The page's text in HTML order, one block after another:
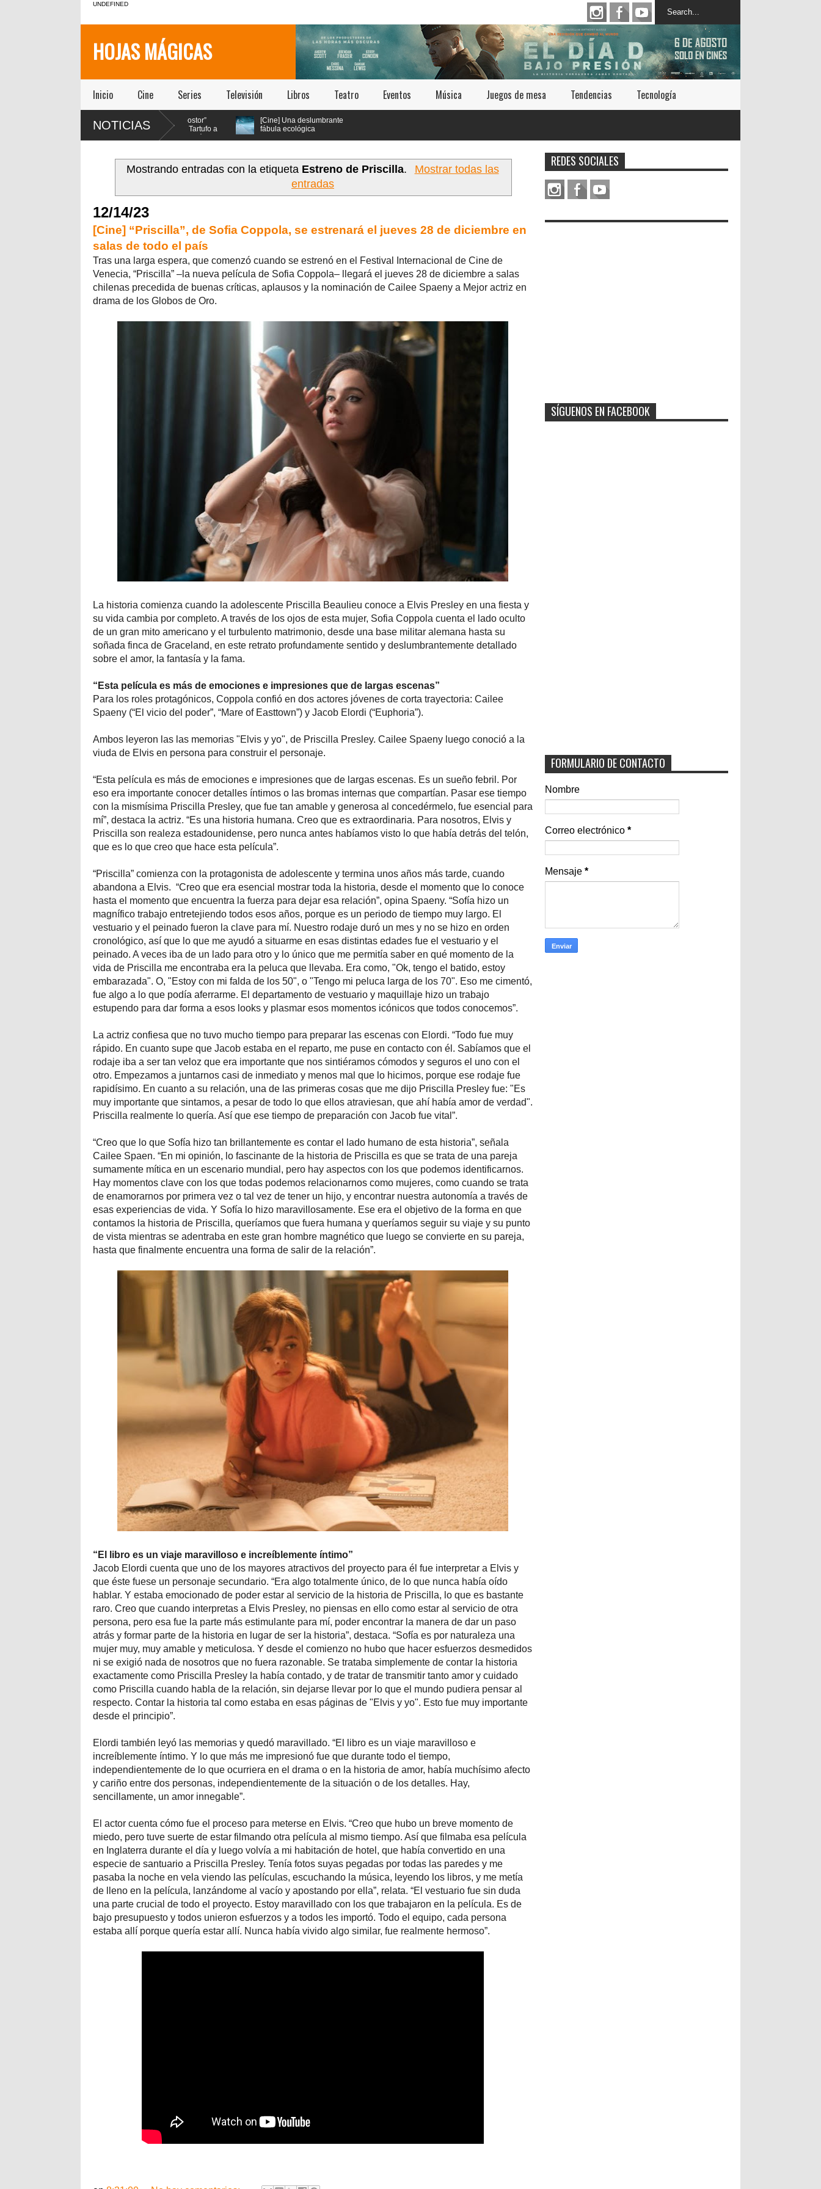
UNDEFINED
HOJAS MÁGICAS
Inicio Cine Series Televisión Libros Teatro Eventos Música Juegos de mesa Tendencias Tecnología
NOTICIAS
[Teatro] “El Impostor”
lleva el clásico Tartufo a
los años 70 con música
[Cine] Una deslumbrante
fábula ecológica
julio
Mostrando entradas con la etiqueta Estreno de Priscilla.
Mostrar todas las
entradas
12/14/23
[Cine] “Priscilla”, de Sofia Coppola, se estrenará el jueves 28 de diciembre en
salas de todo el país
Tras una larga espera, que comenzó cuando se estrenó en el Festival Internacional de Cine de
Venecia, “Priscilla” –la nueva película de Sofia Coppola– llegará el jueves 28 de diciembre a salas
chilenas precedida de buenas críticas, aplausos y la nominación de Cailee Spaeny a Mejor actriz en
drama de los Globos de Oro.
La historia comienza cuando la adolescente Priscilla Beaulieu conoce a Elvis Presley en una fiesta y
su vida cambia por completo. A través de los ojos de esta mujer, Sofia Coppola cuenta el lado oculto
de un gran mito americano y el turbulento matrimonio, desde una base militar alemana hasta su
soñada finca de Graceland, en este retrato profundamente sentido y deslumbrantemente detallado
sobre el amor, la fantasía y la fama.
“Esta película es más de emociones e impresiones que de largas escenas”
Para los roles protagónicos, Coppola confió en dos actores jóvenes de corta trayectoria: Cailee
Spaeny (“El vicio del poder”, “Mare of Easttown”) y Jacob Elordi (“Euphoria”).
Ambos leyeron las las memorias "Elvis y yo", de Priscilla Presley. Cailee Spaeny luego conoció a la
viuda de Elvis en persona para construir el personaje.
“Esta película es más de emociones e impresiones que de largas escenas. Es un sueño febril. Por
eso era importante conocer detalles íntimos o las bromas internas que compartían. Pasar ese tiempo
con la mismísima Priscilla Presley, que fue tan amable y generosa al concedérmelo, fue esencial para
mí”, destaca la actriz. “Es una historia humana. Creo que es extraordinaria. Para nosotros, Elvis y
Priscilla son realeza estadounidense, pero nunca antes habíamos visto lo que había detrás del telón,
que es lo que creo que hace esta película”.
“Priscilla” comienza con la protagonista de adolescente y termina unos años más tarde, cuando
abandona a Elvis. “Creo que era esencial mostrar toda la historia, desde el momento que lo conoce
hasta el momento que encuentra la fuerza para dejar esa relación”, opina Spaeny. “Sofía hizo un
magnífico trabajo entretejiendo todos esos años, porque es un periodo de tiempo muy largo. El
vestuario y el peinado fueron la clave para mí. Nuestro rodaje duró un mes y no se hizo en orden
cronológico, así que lo que me ayudó a situarme en esas distintas edades fue el vestuario y el
peinado. A veces iba de un lado para otro y lo único que me permitía saber en qué momento de la
vida de Priscilla me encontraba era la peluca que llevaba. Era como, "Ok, tengo el batido, estoy
embarazada". O, "Estoy con mi falda de los 50", o "Tengo mi peluca larga de los 70". Eso me cimentó,
fue algo a lo que podía aferrarme. El departamento de vestuario y maquillaje hizo un trabajo
estupendo para dar forma a esos looks y plasmar esos momentos icónicos que todos conocemos”.
La actriz confiesa que no tuvo mucho tiempo para preparar las escenas con Elordi. “Todo fue muy
rápido. En cuanto supe que Jacob estaba en el reparto, me puse en contacto con él. Sabíamos que el
rodaje iba a ser tan veloz que era importante que nos sintiéramos cómodos y seguros el uno con el
otro. Empezamos a juntarnos casi de inmediato y menos mal que lo hicimos, porque ese rodaje fue
rapidísimo. En cuanto a su relación, una de las primeras cosas que me dijo Priscilla Presley fue: "Es
muy importante que sintamos, a pesar de todo lo que ellos atraviesan, que ahí había amor de verdad".
Priscilla realmente lo quería. Así que ese tiempo de preparación con Jacob fue vital”.
“Creo que lo que Sofía hizo tan brillantemente es contar el lado humano de esta historia”, señala
Cailee Spaen. “En mi opinión, lo fascinante de la historia de Priscilla es que se trata de una pareja
sumamente mítica en un escenario mundial, pero hay aspectos con los que podemos identificarnos.
Hay momentos clave con los que todas podemos relacionarnos como mujeres, como cuando se trata
de enamorarnos por primera vez o tal vez de tener un hijo, y encontrar nuestra autonomía a través de
esas experiencias de vida. Y Sofía lo hizo maravillosamente. Ese era el objetivo de la forma en que
contamos la historia de Priscilla, queríamos que fuera humana y queríamos seguir su viaje y su punto
de vista mientras se adentraba en este gran hombre magnético que luego se convierte en su pareja,
hasta que finalmente encuentra una forma de salir de la relación”.
“El libro es un viaje maravilloso e increíblemente íntimo”
Jacob Elordi cuenta que uno de los mayores atractivos del proyecto para él fue interpretar a Elvis y
que éste fuese un personaje secundario. “Era algo totalmente único, de lo que nunca había oído
hablar. Y estaba emocionado de poder estar al servicio de la historia de Priscilla, lo que es bastante
raro. Creo que cuando interpretas a Elvis Presley, no piensas en ello como estar al servicio de otra
persona, pero esa fue la parte más estimulante para mí, poder encontrar la manera de dar un paso
atrás y formar parte de la historia en lugar de ser la historia”, destaca. “Sofía es por naturaleza una
mujer muy, muy amable y meticulosa. Y desde el comienzo no hubo que hacer esfuerzos desmedidos
ni se exigió nada de nosotros que no fuera razonable. Se trataba simplemente de contar la historia
exactamente como Priscilla Presley la había contado, y de tratar de transmitir tanto amor y cuidado
como Priscilla cuando habla de la relación, sin dejarse llevar por lo que el mundo pudiera pensar al
respecto. Contar la historia tal como estaba en esas páginas de "Elvis y yo". Esto fue muy importante
desde el principio”.
Elordi también leyó las memorias y quedó maravillado. “El libro es un viaje maravilloso e
increíblemente íntimo. Y lo que más me impresionó fue que durante todo el tiempo,
independientemente de lo que ocurriera en el drama o en la historia de amor, había muchísimo afecto
y cariño entre dos personas, independientemente de la situación o de los detalles. Hay,
sencillamente, un amor innegable”.
El actor cuenta cómo fue el proceso para meterse en Elvis. “Creo que hubo un breve momento de
miedo, pero tuve suerte de estar filmando otra película al mismo tiempo. Así que filmaba esa película
en Inglaterra durante el día y luego volvía a mi habitación de hotel, que había convertido en una
especie de santuario a Priscilla Presley. Tenía fotos suyas pegadas por todas las paredes y me
pasaba la noche en vela viendo las películas, escuchando la música, leyendo los libros, y me metía
de lleno en la película, lanzándome al vacío y apostando por ella”, relata. “El vestuario fue sin duda
una parte crucial de todo el proyecto. Estoy maravillado con los que trabajaron en la película. Es de
bajo presupuesto y todos unieron esfuerzos y a todos les importó. Todo el equipo, cada persona
estaba allí porque quería estar allí. Nunca había vivido algo similar, fue realmente hermoso”.
REDES SOCIALES
SÍGUENOS EN FACEBOOK
FORMULARIO DE CONTACTO
Nombre
Correo electrónico *
Mensaje *